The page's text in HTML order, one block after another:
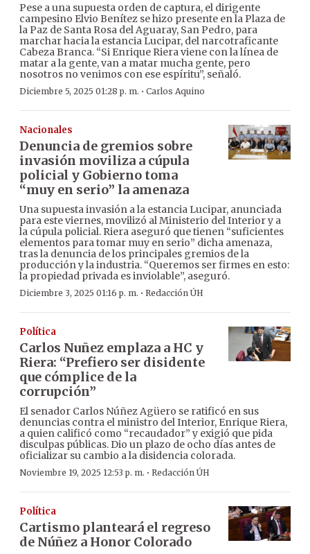
Pese a una supuesta orden de captura, el dirigente
campesino Elvio Benítez se hizo presente en la Plaza de
la Paz de Santa Rosa del Aguaray, San Pedro, para
marchar hacia la estancia Lucipar, del narcotraficante
Cabeza Branca. “Si Enrique Riera viene con la línea de
matar a la gente, van a matar mucha gente, pero
nosotros no venimos con ese espíritu”, señaló.
Diciembre 5, 2025 01:28 p. m. · Carlos Aquino
Nacionales
Denuncia de gremios sobre
invasión moviliza a cúpula
policial y Gobierno toma
“muy en serio” la amenaza
Una supuesta invasión a la estancia Lucipar, anunciada
para este viernes, movilizó al Ministerio del Interior y a
la cúpula policial. Riera aseguró que tienen “suficientes
elementos para tomar muy en serio” dicha amenaza,
tras la denuncia de los principales gremios de la
producción y la industria. “Queremos ser firmes en esto:
la propiedad privada es inviolable”, aseguró.
Diciembre 3, 2025 01:16 p. m. · Redacción ÚH
Política
Carlos Nuñez emplaza a HC y
Riera: “Prefiero ser disidente
que cómplice de la
corrupción”
El senador Carlos Núñez Agüero se ratificó en sus
denuncias contra el ministro del Interior, Enrique Riera,
a quien calificó como “recaudador” y exigió que pida
disculpas públicas. Dio un plazo de ocho días antes de
oficializar su cambio a la disidencia colorada.
Noviembre 19, 2025 12:53 p. m. · Redacción ÚH
Política
Cartismo planteará el regreso
de Núñez a Honor Colorado